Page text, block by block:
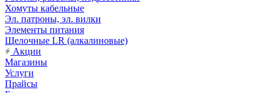
Хомуты кабельные
Эл. патроны, эл. вилки
Элементы питания
Щелочные LR (алкалиновые)
Акции
Магазины
Услуги
Прайсы